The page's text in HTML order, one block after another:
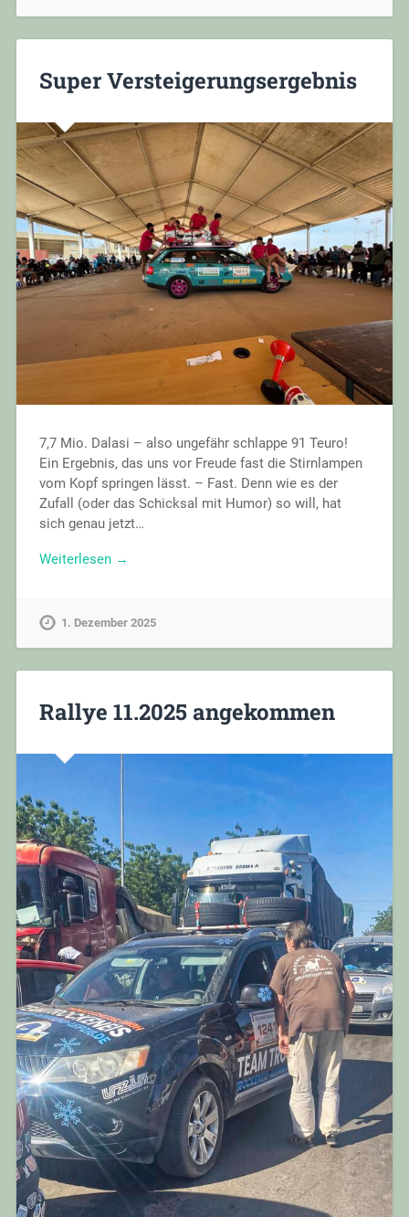
Super Versteigerungsergebnis
7,7 Mio. Dalasi – also ungefähr schlappe 91 Teuro!
Ein Ergebnis, das uns vor Freude fast die Stirnlampen
vom Kopf springen lässt. – Fast. Denn wie es der
Zufall (oder das Schicksal mit Humor) so will, hat
sich genau jetzt…
Weiterlesen →
1. Dezember 2025
Rallye 11.2025 angekommen